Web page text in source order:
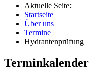
Aktuelle Seite:
Startseite
Über uns
Termine
Hydrantenprüfung
Terminkalender